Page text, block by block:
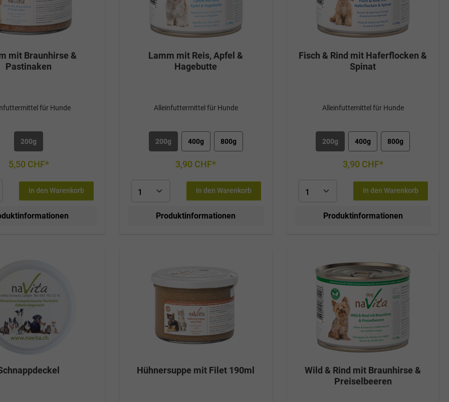
mit Braunhirse &
Pastinaken
für Hunde
200g
5,50 CHF*
In den Warenkorb
Lamm mit Reis, Apfel &
Hagebutte
Alleinfuttermittel für Hunde
200g 400g 800g
3,90 CHF*
In den Warenkorb
Produktinformationen
Fisch & Rind mit Haferflocken &
Spinat
Alleinfuttemittel für Hunde
200g 400g 800g
3,90 CHF*
In den Warenkorb
Produktinformationen
Hühnersuppe mit Filet 190ml
Wild & Rind mit Braunhirse &
Preiselbeeren